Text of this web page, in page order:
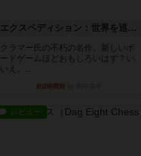
エクスペディション：世界を巡る冒険
クラマー氏の不朽の名作。新しいボ
ードゲームほどおもしろいはず？い
いえ。...
約2時間前
レビュー